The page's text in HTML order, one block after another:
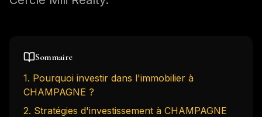
Sommaire
1. Pourquoi investir dans l'immobilier à
CHAMPAGNE ?
2. Stratégies d'investissement à CHAMPAGNE